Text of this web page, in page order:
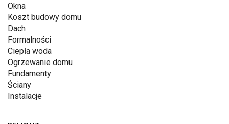
Okna
Koszt budowy domu
Dach
Formalności
Ciepła woda
Ogrzewanie domu
Fundamenty
Ściany
Instalacje